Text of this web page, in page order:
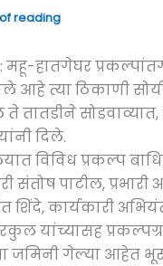
reading
महू-हातगेघर
आहे त्या ठिकाणी
तातडीने
दिले.
विविध प्रकल्प
संतोष पाटील, प्रभारी
कार्यकारी
यांच्यासह
जमिनी गेल्या आहेत